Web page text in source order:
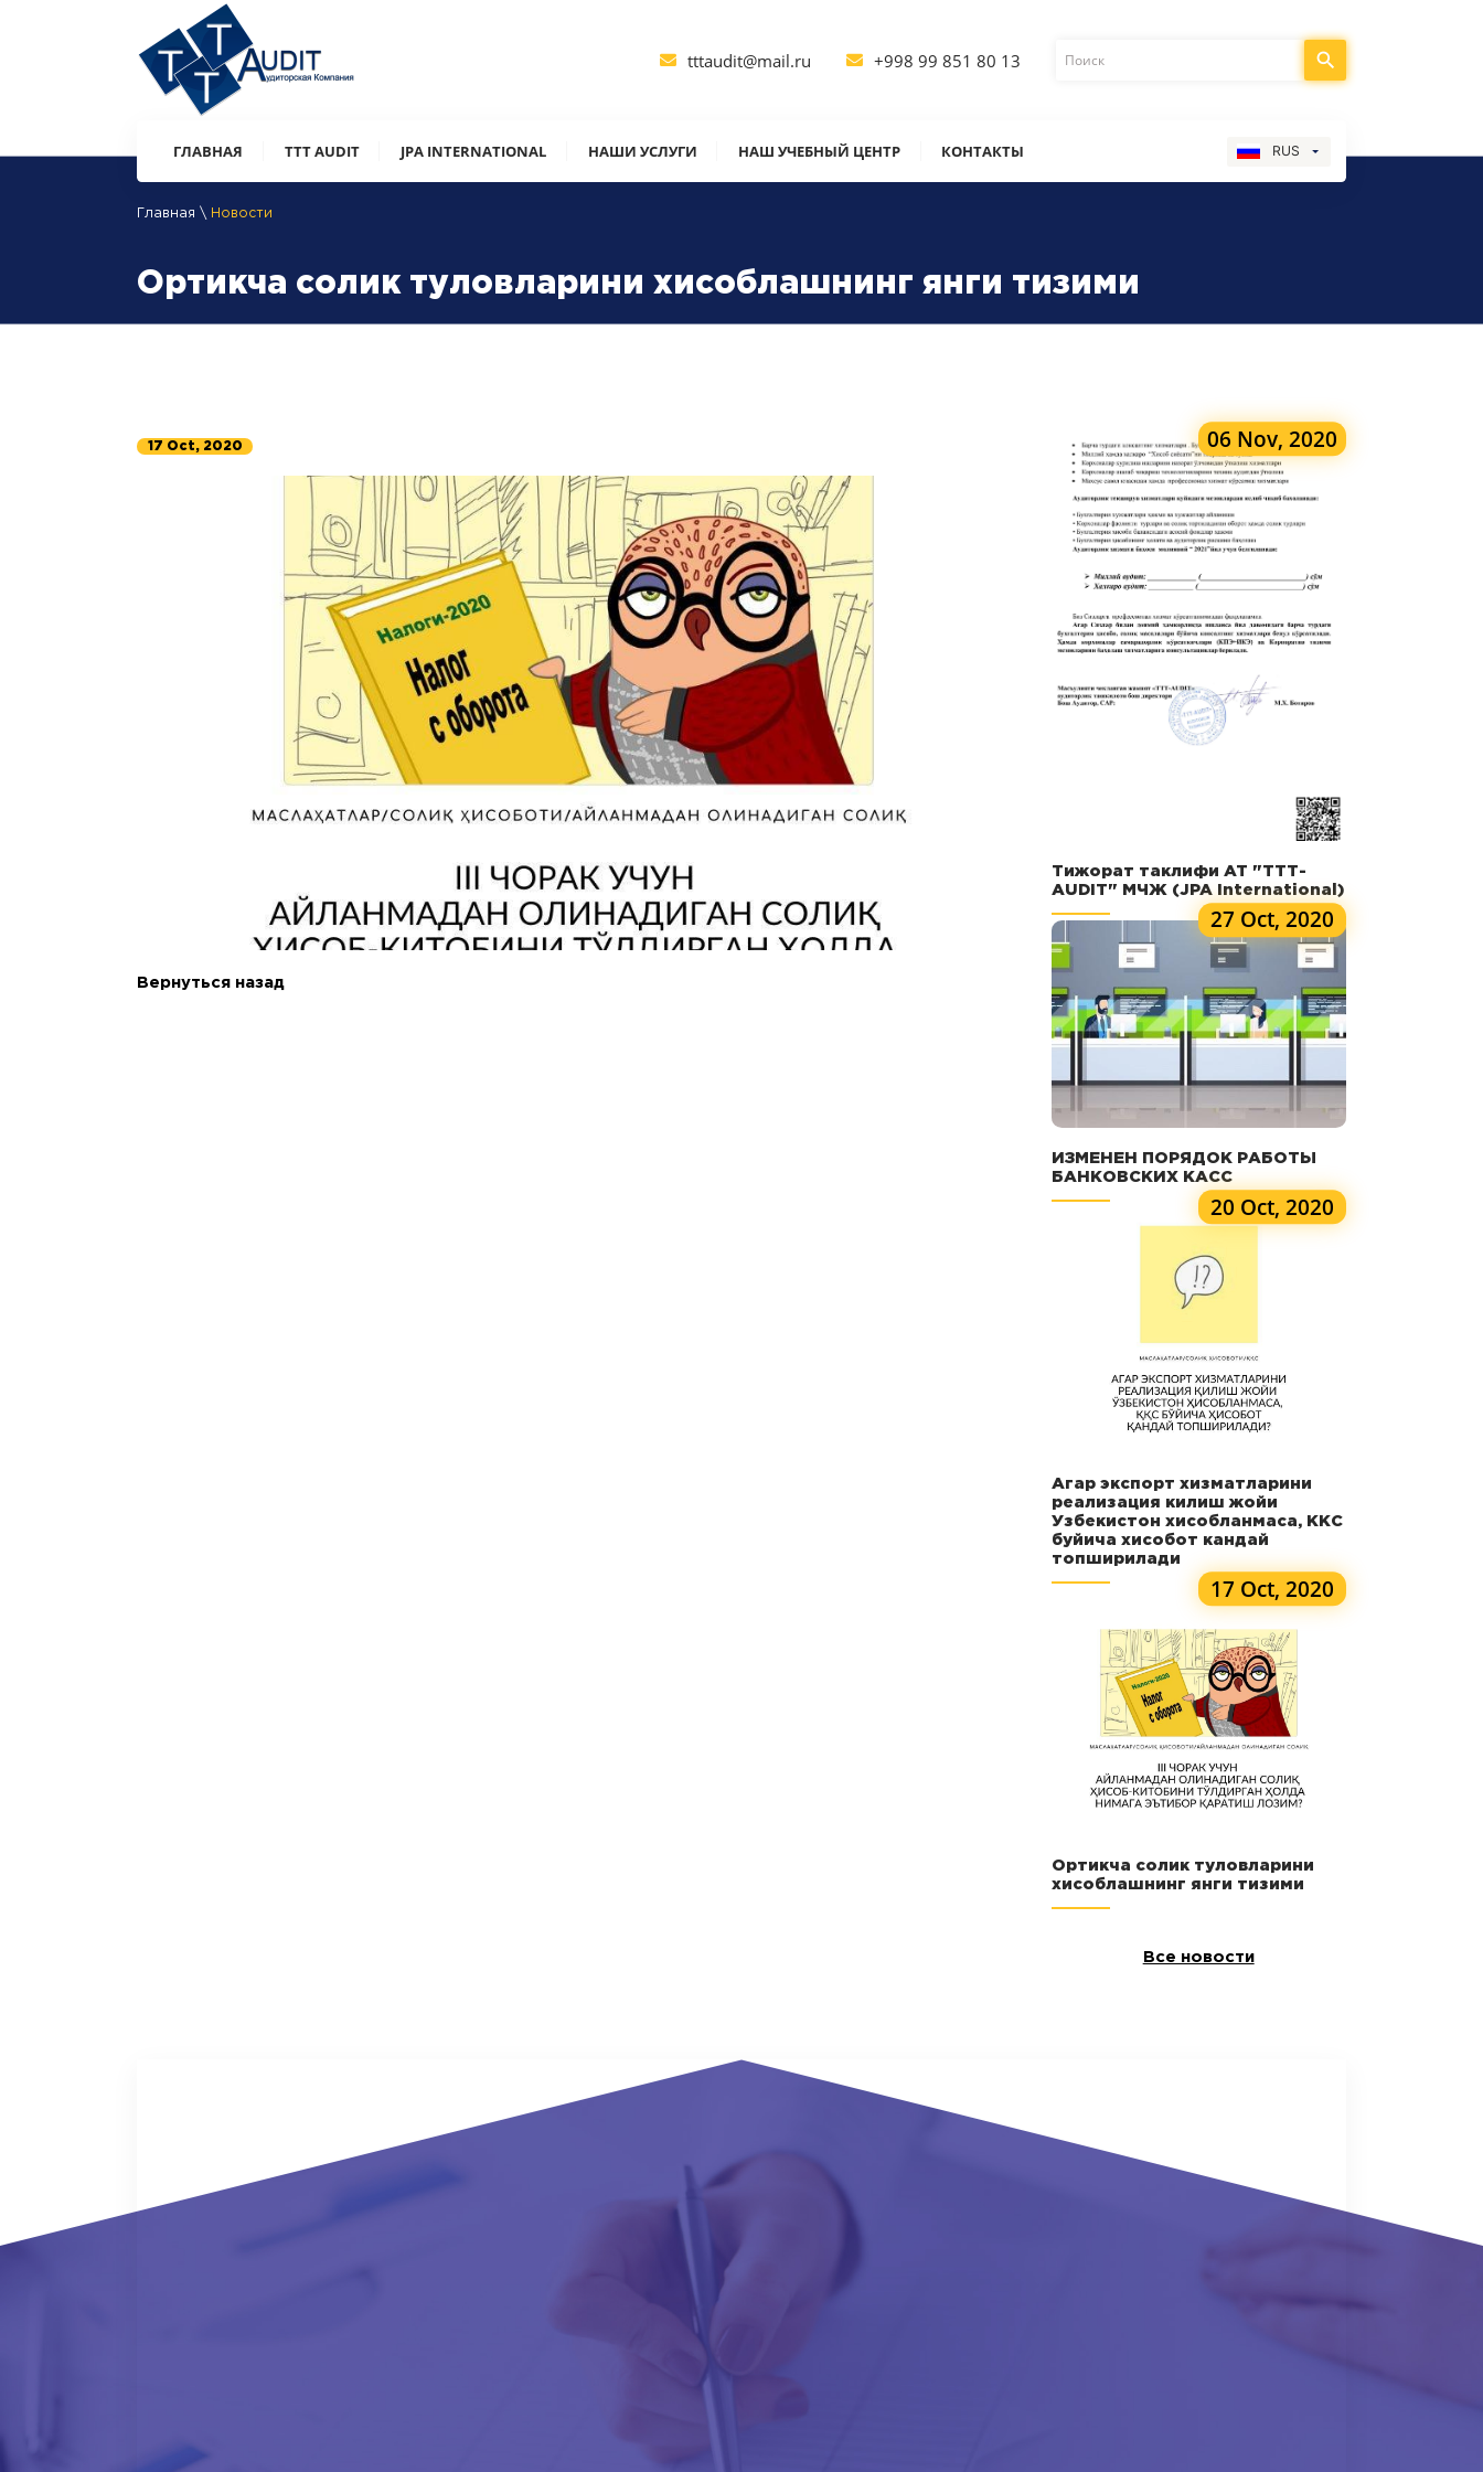
tttaudit@mail.ru +998 99 851 80 13
ГЛАВНАЯ ТТТ AUDIT JPA INTERNATIONAL НАШИ УСЛУГИ НАШ УЧЕБНЫЙ ЦЕНТР КОНТАКТЫ RUS
Главная \ Новости
Ортикча солик туловларини хисоблашнинг янги тизими
17 Oct, 2020
Вернуться назад
06 Nov, 2020
Тижорат таклифи AT "ТТТ-
АUDIT" МЧЖ (JPA International)
27 Oct, 2020
ИЗМЕНЕН ПОРЯДОК РАБОТЫ
БАНКОВСКИХ КАСС
20 Oct, 2020
Агар экспорт хизматларини
реализация килиш жойи
Узбекистон хисобланмаса, ККС
буйича хисобот кандай
топширилади
17 Oct, 2020
Ортикча солик туловларини
хисоблашнинг янги тизими
Все новости